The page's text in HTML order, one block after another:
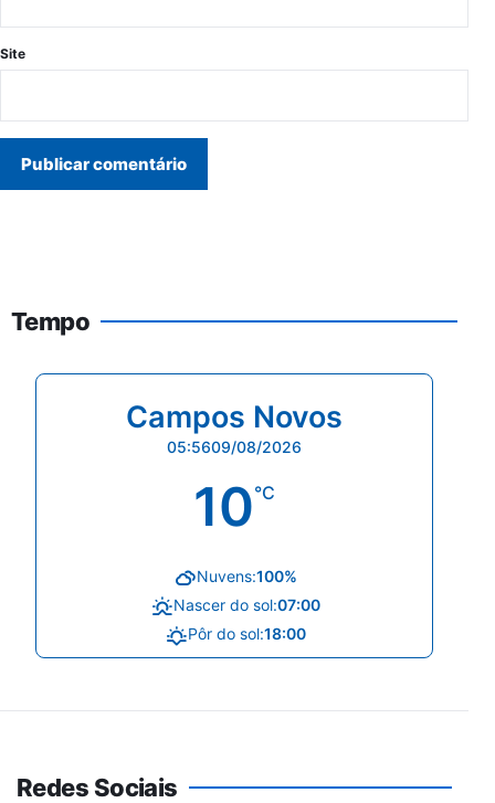
Site
Tempo
Campos Novos
05:5609/08/2026
10°C
Nuvens:100%
Nascer do sol:07:00
Pôr do sol:18:00
Redes Sociais